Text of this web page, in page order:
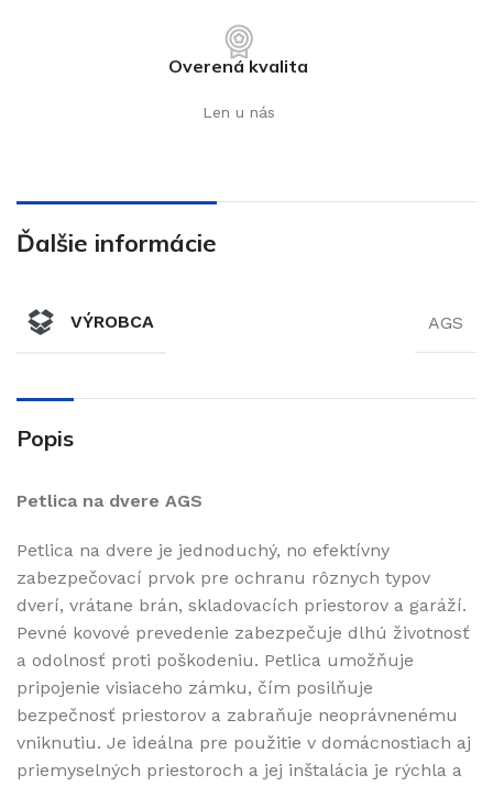
Overená kvalita
Len u nás
Ďalšie informácie
VÝROBCA AGS
Popis
Petlica na dvere AGS
Petlica na dvere je jednoduchý, no efektívny
zabezpečovací prvok pre ochranu rôznych typov
dverí, vrátane brán, skladovacích priestorov a garáží.
Pevné kovové prevedenie zabezpečuje dlhú životnosť
a odolnosť proti poškodeniu. Petlica umožňuje
pripojenie visiaceho zámku, čím posilňuje
bezpečnosť priestorov a zabraňuje neoprávnenému
vniknutiu. Je ideálna pre použitie v domácnostiach aj
priemyselných priestoroch a jej inštalácia je rýchla a